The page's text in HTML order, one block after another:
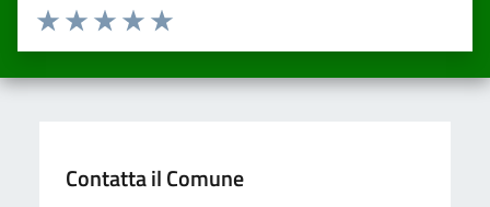
Valuta da 1 a 5 stelle la pagina
Valuta 5 stelle su 5
Valuta 4 stelle su 5
Valuta 3 stelle su 5
Valuta 2 stelle su 5
Valuta una stella su 5
Contatta il Comune